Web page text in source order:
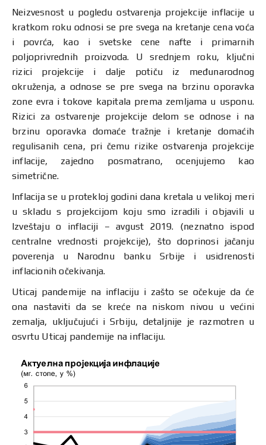
Neizvesnost u pogledu ostvarenja projekcije inflacije u
kratkom roku odnosi se pre svega na kretanje cena voća
i povrća, kao i svetske cene nafte i primarnih
poljoprivrednih proizvoda. U srednjem roku, ključni
rizici projekcije i dalje potiču iz međunarodnog
okruženja, a odnose se pre svega na brzinu oporavka
zone evra i tokove kapitala prema zemljama u usponu.
Rizici za ostvarenje projekcije delom se odnose i na
brzinu oporavka domaće tražnje i kretanje domaćih
regulisanih cena, pri čemu rizike ostvarenja projekcije
inflacije, zajedno posmatrano, ocenjujemo kao
simetrične.
Inflacija se u protekloj godini dana kretala u velikoj meri
u skladu s projekcijom koju smo izradili i objavili u
Izveštaju o inflaciji – avgust 2019. (neznatno ispod
centralne vrednosti projekcije), što doprinosi jačanju
poverenja u Narodnu banku Srbije i usidrenosti
inflacionih očekivanja.
Uticaj pandemije na inflaciju i zašto se očekuje da će
ona nastaviti da se kreće na niskom nivou u većini
zemalja, uključujući i Srbiju, detaljnije je razmotren u
osvrtu Uticaj pandemije na inflaciju.